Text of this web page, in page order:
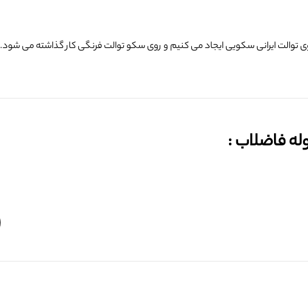
ایرانی سکویی ایجاد می کنیم و روی سکو توالت فرنگی کار گذاشته می شود.
فاضلاب :‌